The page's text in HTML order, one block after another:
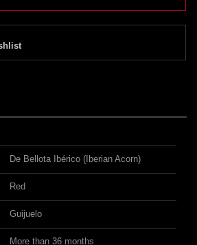
De Bellota Ibérico (Iberian Acorn)
Red
Guijuelo
More than 36 months